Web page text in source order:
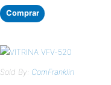
Comprar
Sold By: ComFranklin